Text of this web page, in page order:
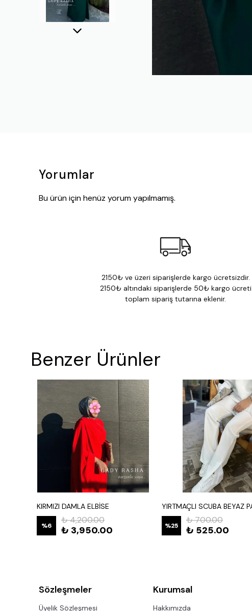
Yorumlar
Bu ürün için henüz yorum yapılmamış.
2150₺ ve üzeri siparişlerde kargo ücretsizdir.
2150₺ altındaki siparişlerde 50₺ kargo ücreti
toplam sipariş tutarına eklenir.
Benzer Ürünler
KIRMIZI DAMLA ELBİSE
%6
₺ 4,200.00
₺ 3,950.00 %25
₺ 700.00
₺ 525.00
Sözleşmeler
Üyelik Sözleşmesi
Kurumsal
Hakkımızda